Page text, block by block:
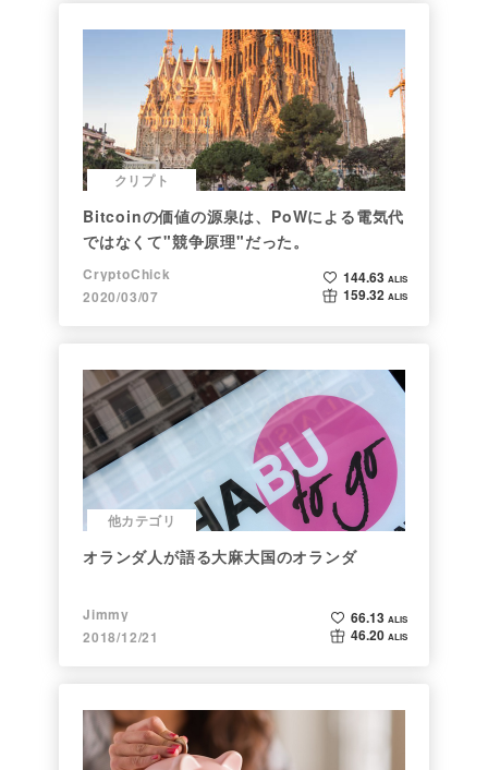
クリプト
Bitcoinの価値の源泉は、PoWによる電気代
ではなくて"競争原理"だった。
CryptoChick
2020/03/07
144.63 ALIS
159.32 ALIS
他カテゴリ
オランダ人が語る大麻大国のオランダ
Jimmy
2018/12/21
66.13 ALIS
46.20 ALIS